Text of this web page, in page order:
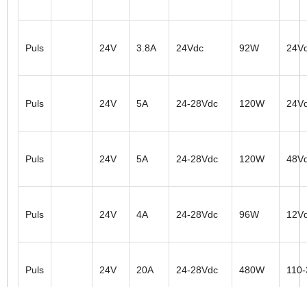
Puls 24V 3.8A 24Vdc 92W
Puls 24V 5A 24-28Vdc 120W
Puls 24V 5A 24-28Vdc 120W
Puls 24V 4A 24-28Vdc 96W
Puls 24V 20A 24-28Vdc 480W